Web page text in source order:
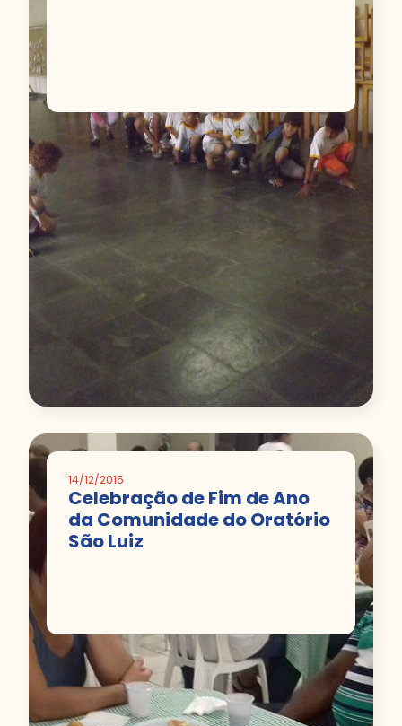
14/12/2015
Celebração de Fim de Ano
da Comunidade do Oratório
São Luiz